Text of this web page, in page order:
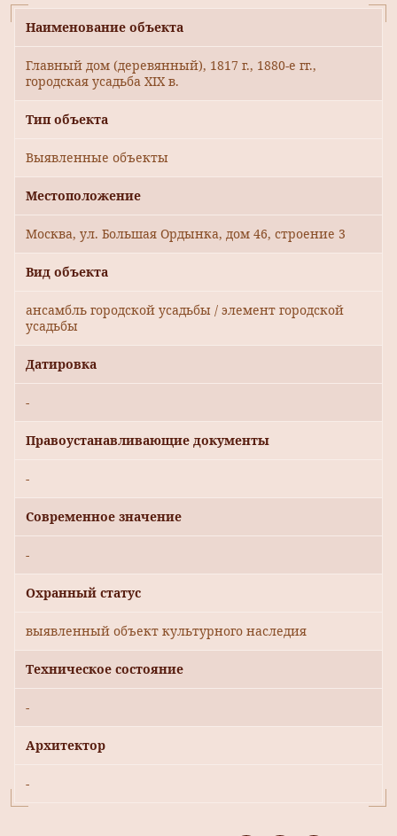
Наименование объекта
Главный дом (деревянный), 1817 г., 1880-е гг.,
городская усадьба XIX в.
Тип объекта
Выявленные объекты
Местоположение
Москва, ул. Большая Ордынка, дом 46, строение 3
Вид объекта
ансамбль городской усадьбы / элемент городской
усадьбы
Датировка
-
Правоустанавливающие документы
-
Современное значение
-
Охранный статус
выявленный объект культурного наследия
Техническое состояние
-
Архитектор
-